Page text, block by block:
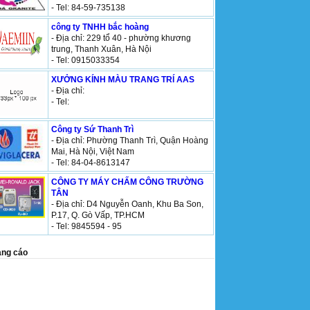
- Tel: 84-59-735138
công ty TNHH bắc hoàng
- Địa chỉ: 229 tổ 40 - phường khương
trung, Thanh Xuân, Hà Nội
- Tel: 0915033354
XƯỞNG KÍNH MÀU TRANG TRÍ AAS
- Địa chỉ:
- Tel:
Công ty Sứ Thanh Trì
- Địa chỉ: Phường Thanh Trì, Quận Hoàng
Mai, Hà Nội, Việt Nam
- Tel: 84-04-8613147
CÔNG TY MÁY CHẤM CÔNG TRƯỜNG
TÂN
- Địa chỉ: D4 Nguyễn Oanh, Khu Ba Son,
P.17, Q. Gò Vấp, TP.HCM
- Tel: 9845594 - 95
cáo